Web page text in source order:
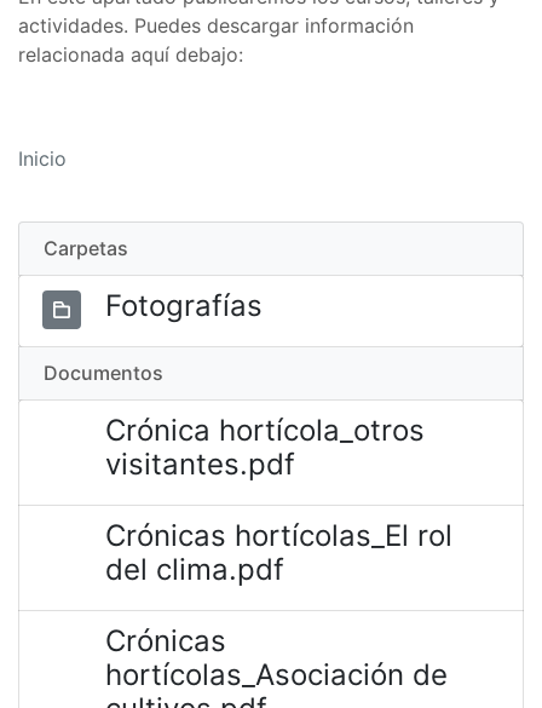
actividades. Puedes descargar información
relacionada aquí debajo:
Inicio
Carpetas
Fotografías
Documentos
Crónica hortícola_otros
visitantes.pdf
Crónicas hortícolas_El rol
del clima.pdf
Crónicas
hortícolas_Asociación de